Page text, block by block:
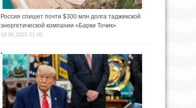
Россия спишет почти $300 млн долга таджикской
энергетической компании «Барки Точик»
18.06.2025 21:00